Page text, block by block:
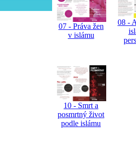
07 - Práva žen
v islámu
08 -
10 - Smrt a
posmrtný život
podle islámu